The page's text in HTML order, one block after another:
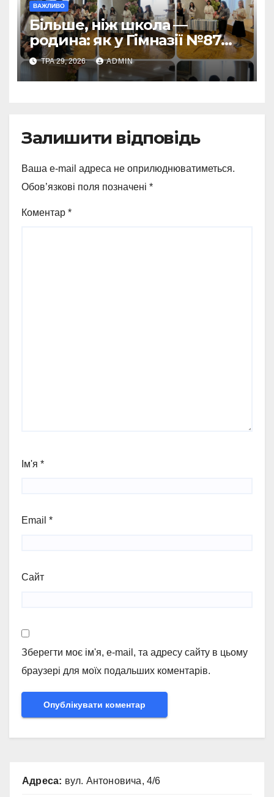
ВАЖЛИВО
Більше, ніж школа —
родина: як у Гімназії №87
пролунав останній дзвоник
ТРА 29, 2026 ADMIN
Залишити відповідь
Ваша e-mail адреса не оприлюднюватиметься.
Обов’язкові поля позначені *
Коментар *
Ім'я *
Email *
Сайт
Зберегти моє ім'я, e-mail, та адресу сайту в цьому
браузері для моїх подальших коментарів.
Адреса: вул. Антоновича, 4/6